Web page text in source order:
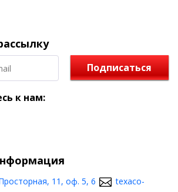
Подписаться
к нам:
11, оф. 5, 6
texaco-